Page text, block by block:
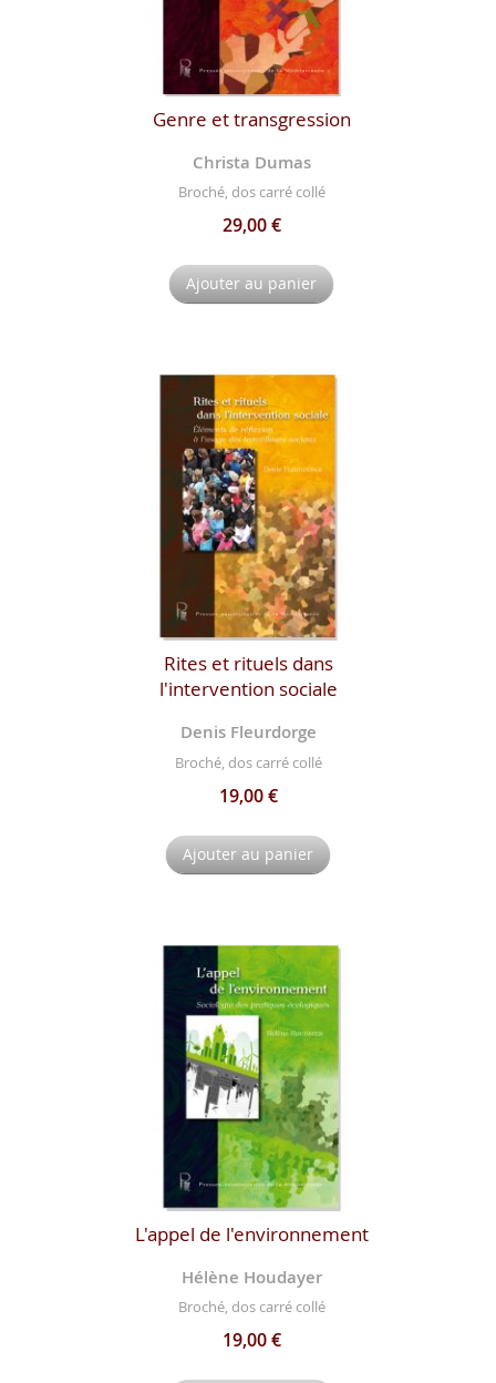
Genre et transgression
Christa Dumas
Broché, dos carré collé
29,00 €
Ajouter au panier
Rites et rituels dans
l'intervention sociale
Denis Fleurdorge
Broché, dos carré collé
19,00 €
Ajouter au panier
L'appel de l'environnement
Hélène Houdayer
Broché, dos carré collé
19,00 €